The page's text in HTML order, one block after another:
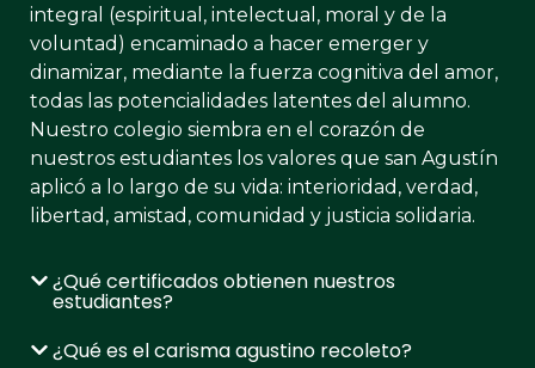
integral (espiritual, intelectual, moral y de la
voluntad) encaminado a hacer emerger y
dinamizar, mediante la fuerza cognitiva del amor,
todas las potencialidades latentes del alumno.​
Nuestro colegio siembra en el corazón de
nuestros estudiantes los valores que san Agustín
aplicó a lo largo de su vida: interioridad, verdad,
libertad, amistad, comunidad y justicia solidaria.
¿Qué certificados obtienen nuestros
estudiantes?
¿Qué es el carisma agustino recoleto?